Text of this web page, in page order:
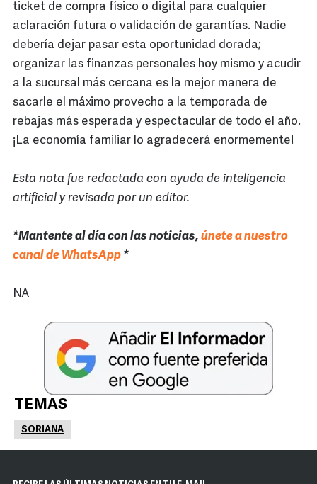
ticket de compra físico o digital para cualquier
aclaración futura o validación de garantías. Nadie
debería dejar pasar esta oportunidad dorada;
organizar las finanzas personales hoy mismo y acudir
a la sucursal más cercana es la mejor manera de
sacarle el máximo provecho a la temporada de
rebajas más esperada y espectacular de todo el año.
¡La economía familiar lo agradecerá enormemente!
Esta nota fue redactada con ayuda de inteligencia
artificial y revisada por un editor.
*Mantente al día con las noticias, únete a nuestro
canal de WhatsApp *
NA
TEMAS
SORIANA